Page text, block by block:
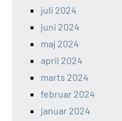
juli 2024
juni 2024
maj 2024
april 2024
marts 2024
februar 2024
januar 2024